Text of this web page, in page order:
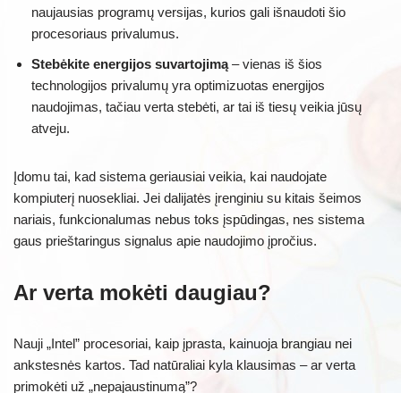
naujausias programų versijas, kurios gali išnaudoti šio
procesoriaus privalumus.
Stebėkite energijos suvartojimą– vienas iš šios
technologijos privalumų yra optimizuotas energijos
naudojimas, tačiau verta stebėti, ar tai iš tiesų veikia jūsų
atveju.
Įdomu tai, kad sistema geriausiai veikia, kai naudojate
kompiuterį nuosekliai. Jei dalijatės įrenginiu su kitais šeimos
nariais, funkcionalumas nebus toks įspūdingas, nes sistema
gaus prieštaringus signalus apie naudojimo įpročius.
Ar verta mokėti daugiau?
Nauji „Intel” procesoriai, kaip įprasta, kainuoja brangiau nei
ankstesnės kartos. Tad natūraliai kyla klausimas – ar verta
primokėti už „nepajaustinumą”?